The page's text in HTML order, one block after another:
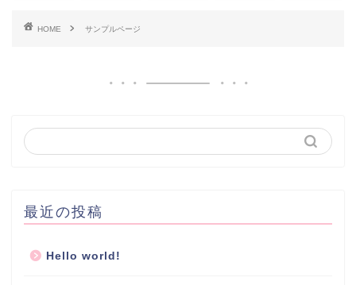
HOME サンプルページ
最近の投稿
Hello world!